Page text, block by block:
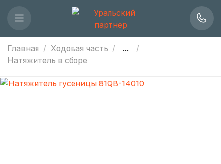
Главная Ходовая часть
...
Натяжитель в сборе